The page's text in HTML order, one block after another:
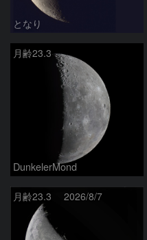
となり
月齢23.3
DunkelerMond
月齢23.3 2026/8/7